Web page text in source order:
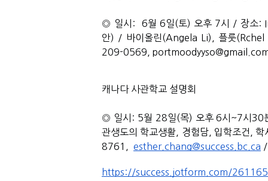
◎ 일시:  6월 6일(토) 오후 7시 / 장
안) / 바이올린(Angela Li), 플룻
209-0569,
캐나다 사관학교 설명회
◎ 일시: 5월 28일(목) 오후 6시~7시30
관생도의 학교생활, 경험담, 입학조건,
8761, esther.chang@success.bc.ca
https://success.jotform.com/